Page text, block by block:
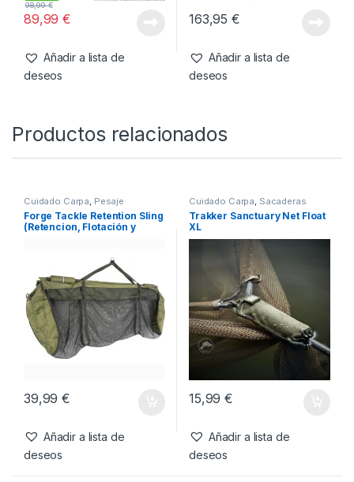
89,99€
98,99€
Añadir a lista de
deseos
163,95€
Añadir a lista de
deseos
Productos relacionados
Cuidado Carpa, Pesaje
Forge Tackle Retention Sling
(Retencion, Flotación y
39,99€
Añadir a lista de
deseos
Cuidado Carpa, Sacaderas
Trakker Sanctuary Net Float
XL
15,99€
Añadir a lista de
deseos